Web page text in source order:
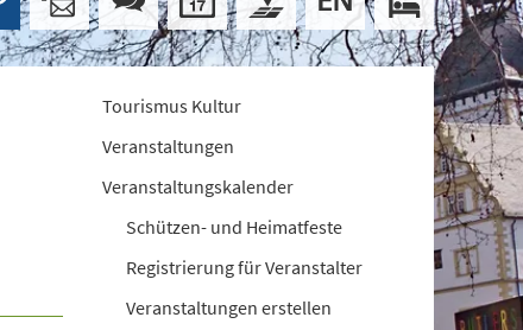
Tourismus Kultur
Veranstaltungen
Veranstaltungskalender
Schützen- und Heimatfeste
Registrierung für Veranstalter
Veranstaltungen erstellen